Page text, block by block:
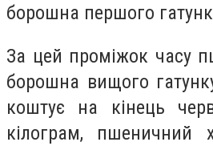
борошна першого
За цей проміжок часу
борошна вищого
коштує на кінець
кілограм, пшеничний